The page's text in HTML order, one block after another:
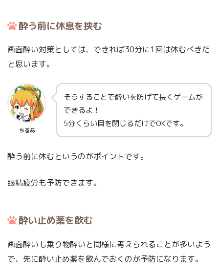
酔う前に休息を挟む
画面酔い対策としては、できれば30分に1回は休むべきだ
と思います。
ちるあ
そうすることで酔いを防げて長くゲームが
できるよ！
5分くらい目を閉じるだけでOKです。
酔う前に休むというのがポイントです。
眼精疲労も予防できます。
酔い止め薬を飲む
画面酔いも乗り物酔いと同様に考えられることが多いよう
で、先に酔い止め薬を飲んでおくのが予防になります。